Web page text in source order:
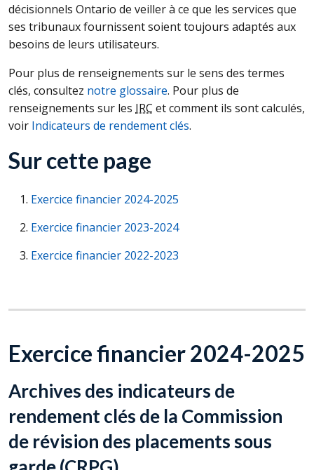
décisionnels Ontario de veiller à ce que les services que
ses tribunaux fournissent soient toujours adaptés aux
besoins de leurs utilisateurs.
Pour plus de renseignements sur le sens des termes
clés, consultez notre glossaire. Pour plus de
renseignements sur les IRC et comment ils sont calculés,
voir Indicateurs de rendement clés.
Sur cette page
Exercice financier 2024-2025
Exercice financier 2023-2024
Exercice financier 2022-2023
Exercice financier 2024-2025
Archives des indicateurs de
rendement clés de la Commission
de révision des placements sous